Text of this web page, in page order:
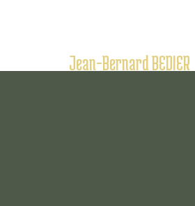
Jean-Bernard BEDIER